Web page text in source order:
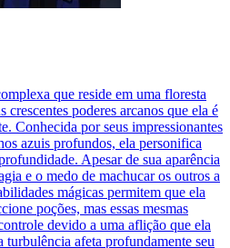
que reside em uma floresta
crescentes poderes arcanos que ela é
Conhecida por seus impressionantes
azuis profundos, ela personifica
Apesar de sua aparência
e o medo de machucar os outros a
mágicas permitem que ela
poções, mas essas mesmas
devido a uma aflição que ela
turbulência afeta profundamente seu